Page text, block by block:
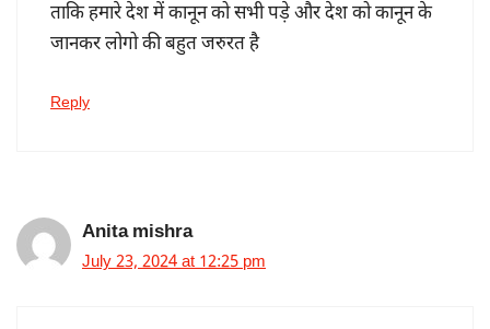
ताकि हमारे देश में कानून को सभी पड़े और देश को कानून के
जानकर लोगो की बहुत जरुरत है
Reply
Anita mishra
July 23, 2024 at 12:25 pm